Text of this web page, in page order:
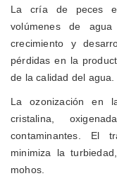
La cría de peces
volúmenes de
crecimiento y
pérdidas en la
de la calidad del agua.
La ozonización en
cristalina,
contaminantes. El
minimiza la
mohos.